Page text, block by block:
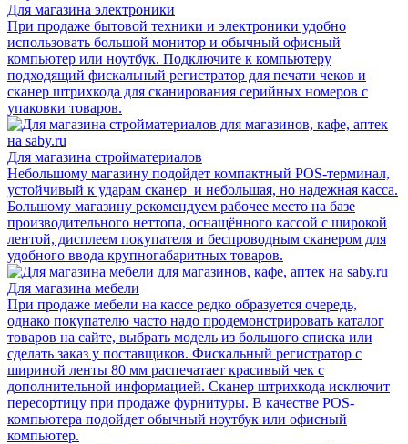
Для магазина электроники
При продаже бытовой техники и электроники удобно
использовать большой монитор и обычный офисный
компьютер или ноутбук. Подключите к компьютеру
подходящий фискальный регистратор для печати чеков и
сканер штрихкода для сканирования серийных номеров с
упаковки товаров.
Для магазина стройматериалов
Небольшому магазину подойдет компактный POS-терминал,
устойчивый к ударам сканер и небольшая, но надежная касса.
Большому магазину рекомендуем рабочее место на базе
производительного неттопа, оснащённого кассой с широкой
лентой, дисплеем покупателя и беспроводным сканером для
удобного ввода крупногабаритных товаров.
Для магазина мебели
При продаже мебели на кассе редко образуется очередь,
однако покупателю часто надо продемонстрировать каталог
товаров на сайте, выбрать модель из большого списка или
сделать заказ у поставщиков. Фискальный регистратор с
шириной ленты 80 мм распечатает красивый чек с
дополнительной информацией. Сканер штрихкода исключит
пересортицу при продаже фурнитуры. В качестве POS-
компьютера подойдет обычный ноутбук или офисный
компьютер.